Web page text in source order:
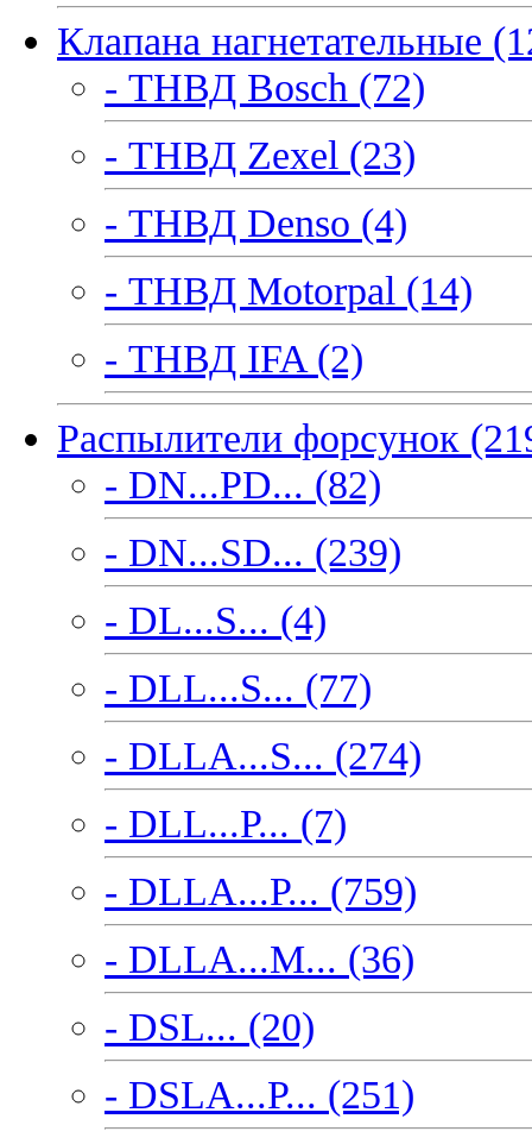
Клапана нагнетательные
- ТНВД Bosch (72)
- ТНВД Zexel (23)
- ТНВД Denso (4)
- ТНВД Motorpal (14)
- ТНВД IFA (2)
Распылители форсунок
- DN...PD... (82)
- DN...SD... (239)
- DL...S... (4)
- DLL...S... (77)
- DLLA...S... (274)
- DLL...P... (7)
- DLLA...P... (759)
- DLLA...M... (36)
- DSL... (20)
- DSLA...P... (251)